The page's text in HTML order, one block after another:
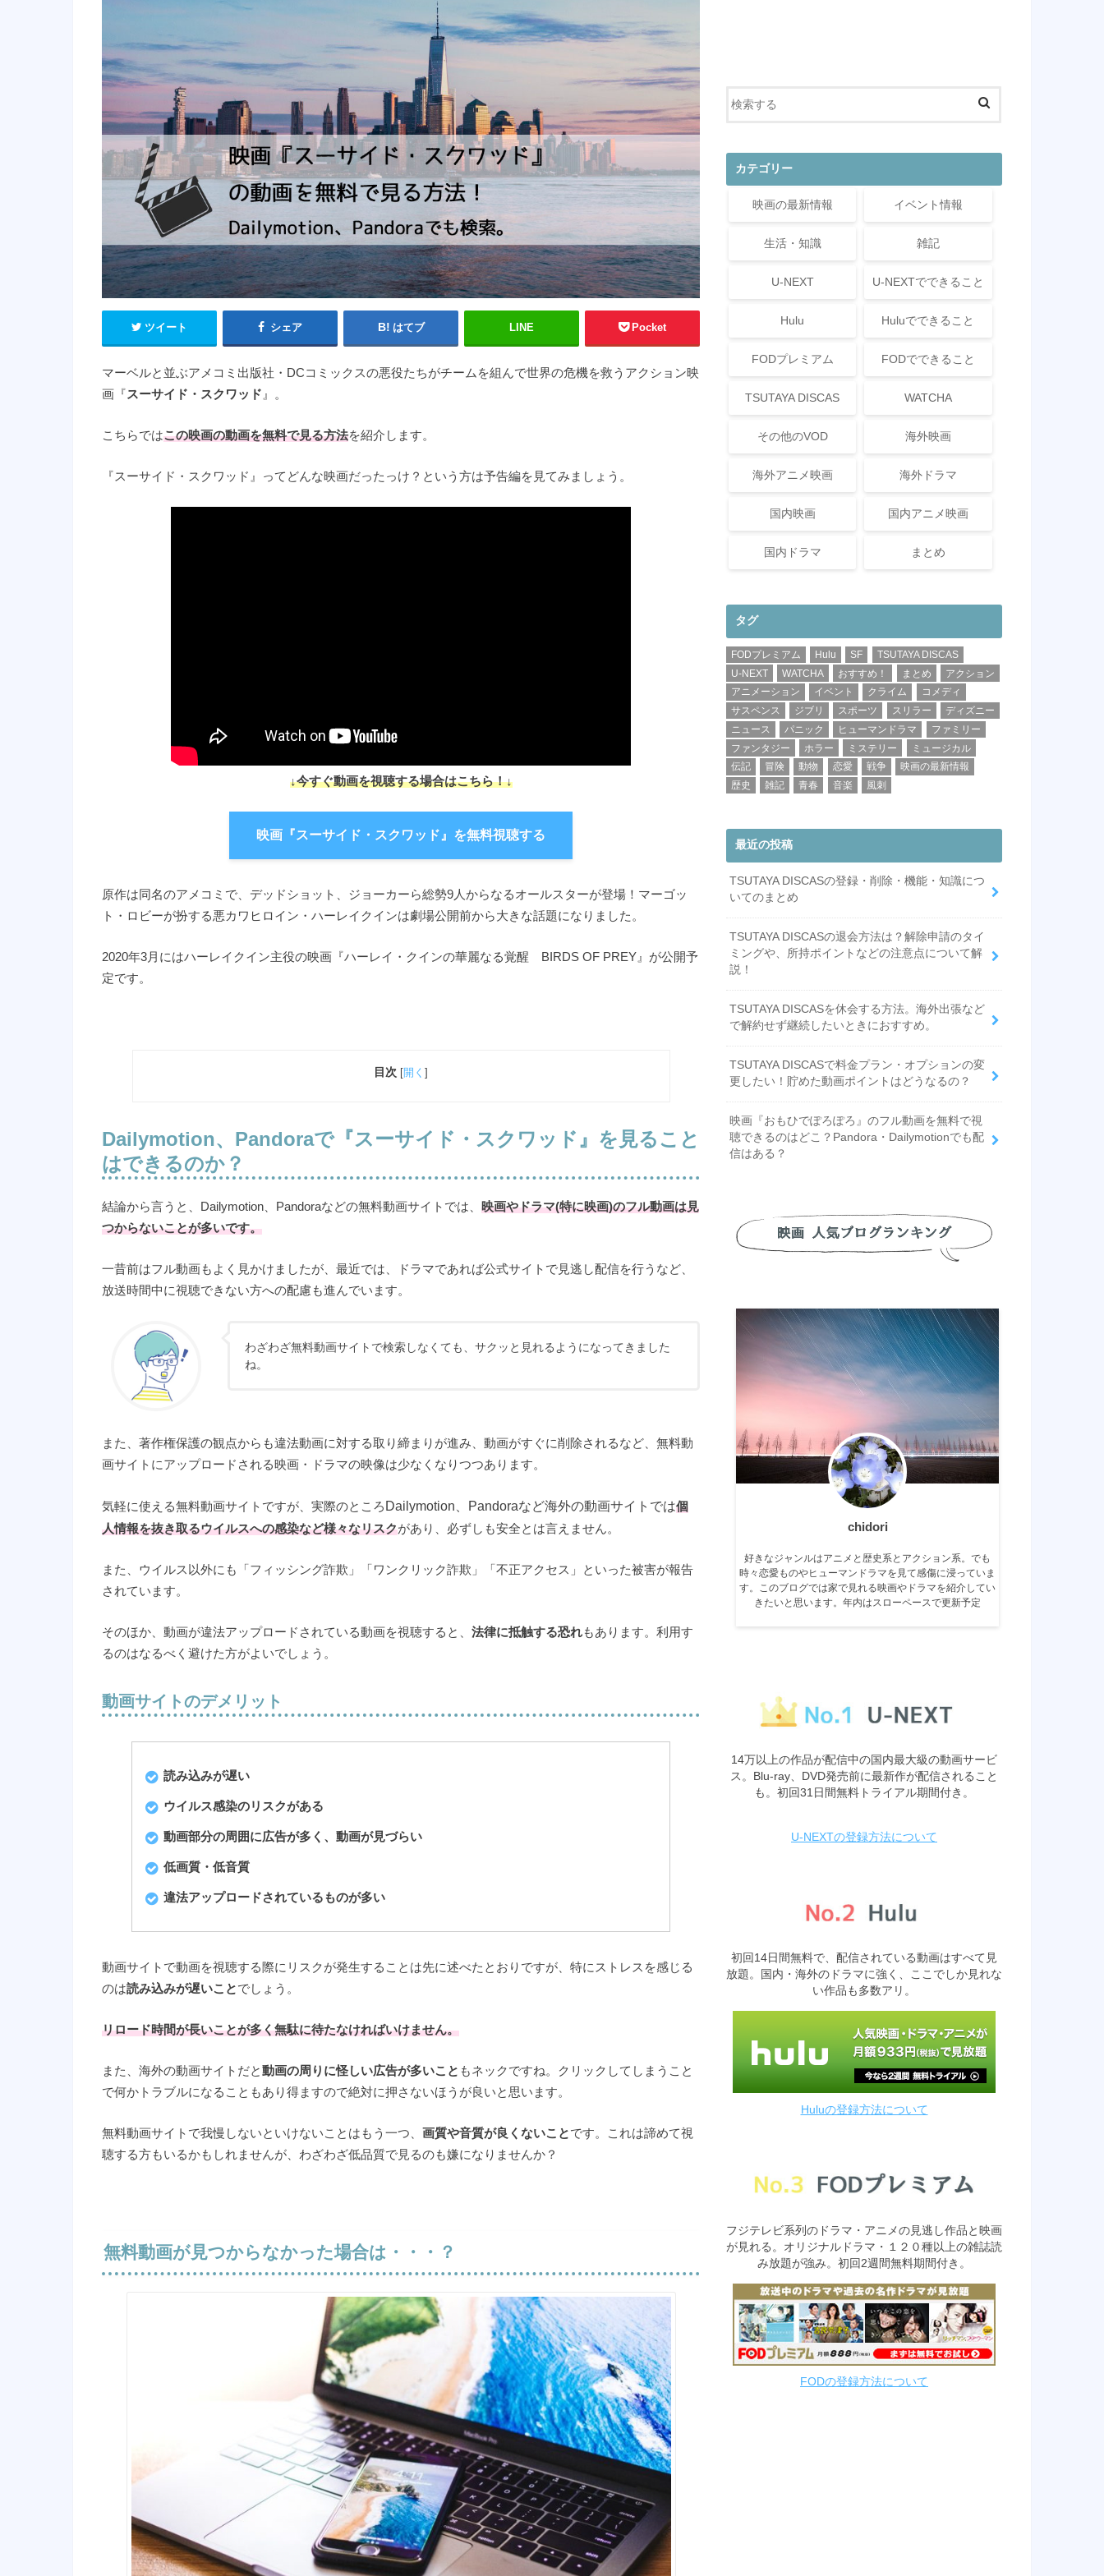
ツイート シェア はてブ LINE Pocket
マーベルと並ぶアメコミ出版社・DCコミックスの悪役たちがチームを組んで世界の危機を救うアクション映
画『スーサイド・スクワッド 』。
こちらではこの映画の動画を無料で見る方法を紹介します。
『スーサイド・スクワッド』ってどんな映画だったっけ？という方は予告編を見てみましょう。
↓今すぐ動画を視聴する場合はこちら！↓
映画『スーサイド・スクワッド』を無料視聴する
原作は同名のアメコミで、デッドショット、ジョーカーら総勢9人からなるオールスターが登場！マーゴッ
ト・ロビーが扮する悪カワヒロイン・ハーレイクインは劇場公開前から大きな話題になりました。
2020年3月にはハーレイクイン主役の映画『ハーレイ・クインの華麗なる覚醒 BIRDS OF PREY』が公開予
定です。
目次 [開く ]
Dailymotion、 Pandoraで『スーサイド・スクワッド』を見ること
はできるのか？
結論から言うと、Dailymotion、Pandoraなどの無料動画サイトでは、 映画やドラマ(特に映画)のフル動画は見
つからないことが多いです。
一昔前はフル動画もよく見かけましたが、最近では、ドラマであれば公式サイトで見逃し配信を行うなど、
放送時間中に視聴できない方への配慮も進んでいます。
わざわざ無料動画サイトで検索しなくても、サクッと見れるようになってきました
ね。
また、著作権保護の観点からも違法動画に対する取り締まりが進み、動画がすぐに削除されるなど、無料動
画サイトにアップロードされる映画・ドラマの映像は少なくなりつつあります。
気軽に使える無料動画サイトですが、実際のところ Dailymotion、Pandoraなど海外の動画サイトでは個
人情報を抜き取るウイルスへの感染など様々なリスクがあり、必ずしも安全とは言えません。
また、ウイルス以外にも「フィッシング詐欺」「ワンクリック詐欺」「不正アクセス」といった被害が報告
されています。
そのほか、動画が違法アップロードされている動画を視聴すると、 法律に抵触する恐れもあります。利用す
るのはなるべく避けた方がよいでしょう。
動画サイトのデメリット
読み込みが遅い
ウイルス感染のリスクがある
動画部分の周囲に広告が多く、動画が見づらい
低画質・低音質
違法アップロードされているものが多い
動画サイトで動画を視聴する際にリスクが発生することは先に述べたとおりですが、特にストレスを感じる
のは読み込みが遅いことでしょう。
リロード時間が長いことが多く無駄に待たなければいけません。
また、海外の動画サイトだと動画の周りに怪しい広告が多いこと もネックですね。クリックしてしまうこと
で何かトラブルになることもあり得ますので絶対に押さないほうが良いと思います。
無料動画サイトで我慢しないといけないことはもう一つ、 画質や音質が良くないことです。これは諦めて視
聴する方もいるかもしれませんが、わざわざ低品質で見るのも嫌になりませんか？
無料動画が見つからなかった場合は・・・？
カテゴリー
映画の最新情報 イベント情報
生活・知識 雑記
U-NEXT U-NEXTでできること
Hulu Huluでできること
FODプレミアム FODでできること
TSUTAYA DISCAS WATCHA
その他のVOD 海外映画
海外アニメ映画 海外ドラマ
国内映画 国内アニメ映画
国内ドラマ まとめ
タグ
FODプレミアム Hulu SF
TSUTAYA DISCAS
U-NEXT
WATCHA おすすめ！ まとめ
アクション
アニメーション
イベント クライム
コメディ
サスペンス
ジブリ スポーツ スリラー
ディズニー
ニュース
パニック ヒューマンドラマ
ファミリー
ファンタジー
ホラー ミステリー
ミュージカル
伝記
冒険 動物 恋愛 戦争
映画の最新情報
歴史
雑記 青春 音楽 風刺
最近の投稿
TSUTAYA DISCASの登録・削除・機能・知識につ
いてのまとめ
TSUTAYA DISCASの退会方法は？解除申請のタイ
ミングや、所持ポイントなどの注意点について解
説！
TSUTAYA DISCASを休会する方法。海外出張など
で解約せず継続したいときにおすすめ。
TSUTAYA DISCASで料金プラン・オプションの変
更したい！貯めた動画ポイントはどうなるの？
映画『おもひでぽろぽろ』のフル動画を無料で視
聴できるのはどこ？Pandora・Dailymotionでも配
信はある？
chidori
好きなジャンルはアニメと歴史系とアクション系。でも
時々恋愛ものやヒューマンドラマを見て感傷に浸っていま
す。このブログでは家で見れる映画やドラマを紹介してい
きたいと思います。年内はスローペースで更新予定
14万以上の作品が配信中の国内最大級の動画サービ
ス。Blu-ray、DVD発売前に最新作が配信されること
も。初回31日間無料トライアル期間付き。
U-NEXTの登録方法について
初回14日間無料で、配信されている動画はすべて見
放題。国内・海外のドラマに強く、ここでしか見れな
い作品も多数アリ。
Huluの登録方法について
フジテレビ系列のドラマ・アニメの見逃し作品と映画
が見れる。オリジナルドラマ・１２０種以上の雑誌読
み放題が強み。初回2週間無料期間付き。
FODの登録方法について